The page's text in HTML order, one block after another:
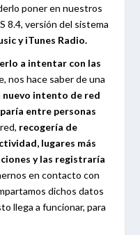
poner en nuestros
8.4, versión del sistema
y iTunes Radio.
a intentar con las
nos hace saber de una
nuevo intento de red
entre personas
recogería de
lugares más
y las registraría
en contacto con
dichos datos
llega a funcionar, para